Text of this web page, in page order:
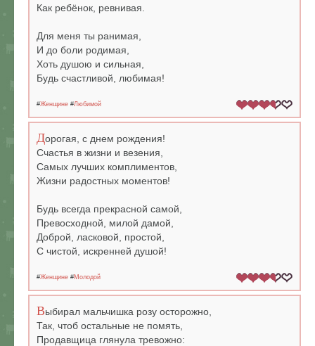
Как ребёнок, ревнивая.
Для меня ты ранимая,
И до боли родимая,
Хоть душою и сильная,
Будь счастливой, любимая!
#Женщине #Любимой
Дорогая, с днем рождения!
Счастья в жизни и везения,
Самых лучших комплиментов,
Жизни радостных моментов!
Будь всегда прекрасной самой,
Превосходной, милой дамой,
Доброй, ласковой, простой,
С чистой, искренней душой!
#Женщине #Молодой
Выбирал мальчишка розу осторожно,
Так, чтоб остальные не помять,
Продавщица глянула тревожно: